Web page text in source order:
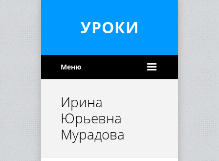
УРОКИ
Меню
Ирина
Юрьевна
Мурадова